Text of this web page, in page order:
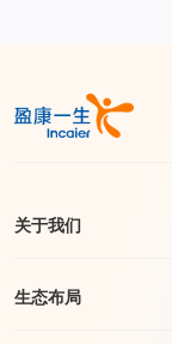
关于我们
生态布局